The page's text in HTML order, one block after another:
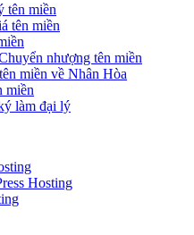
tên miền
tên miền
nhượng tên miền
miền về Nhân Hòa
miền
làm đại lý
Hosting